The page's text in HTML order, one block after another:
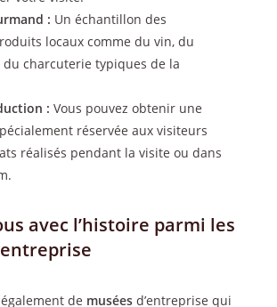
: Un échantillon des
locaux comme du vin, du
du charcuterie typiques de la
: Vous pouvez obtenir une
réservée aux visiteurs
réalisés pendant la visite ou dans
avec l’histoire parmi les
de musées d’entreprise qui